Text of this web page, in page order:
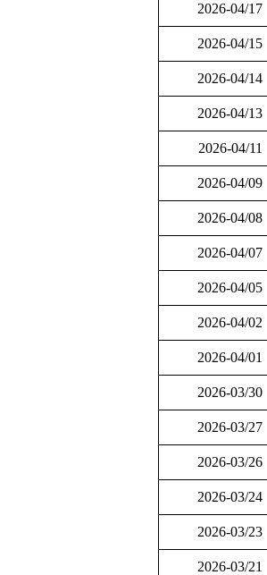
2026-04/17
2026-04/15
2026-04/14
2026-04/13
2026-04/11
2026-04/09
2026-04/08
2026-04/07
2026-04/05
2026-04/02
2026-04/01
2026-03/30
2026-03/27
2026-03/26
2026-03/24
2026-03/23
2026-03/21